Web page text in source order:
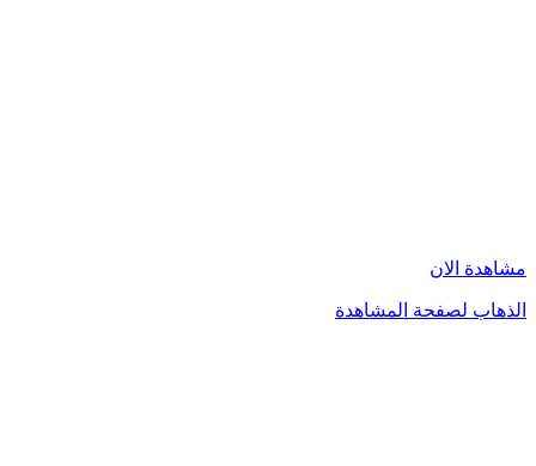
مشاهدة الان
الذهاب لصفحة المشاهدة